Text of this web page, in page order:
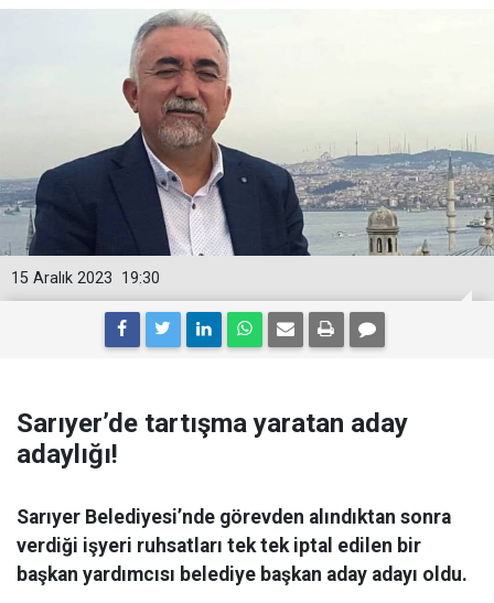
19:30
15 Aralık 2023
Sarıyer’de tartışma yaratan aday
adaylığı!
Sarıyer Belediyesi’nde görevden alındıktan sonra
verdiği işyeri ruhsatları tek tek iptal edilen bir
başkan yardımcısı belediye başkan aday adayı oldu.